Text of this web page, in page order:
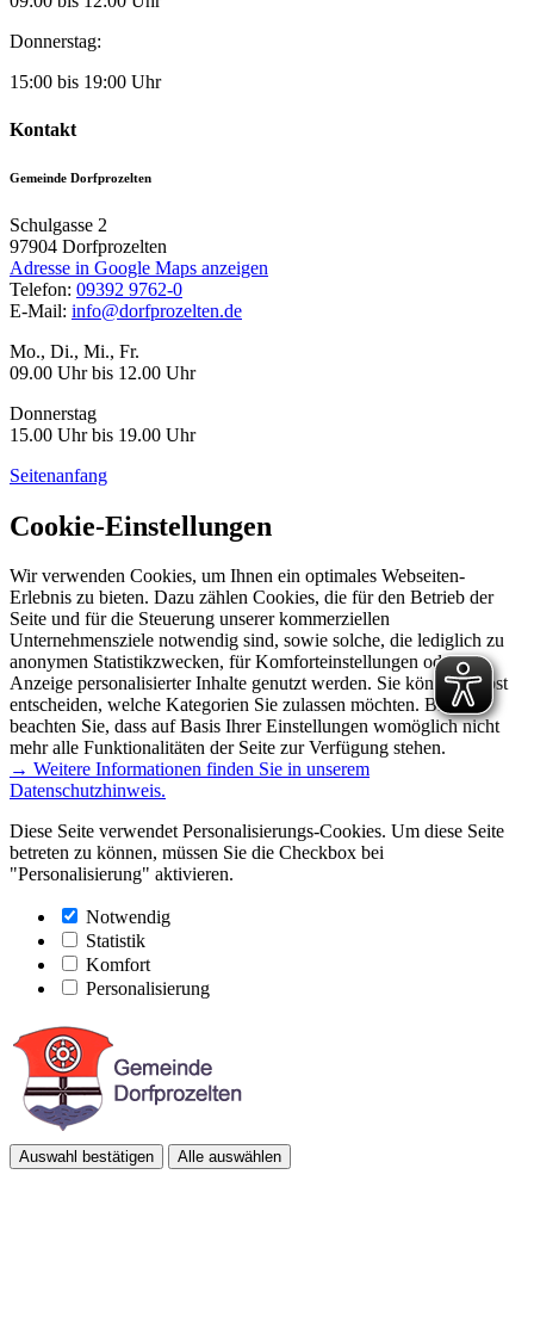
Donnerstag:
15:00 bis 19:00 Uhr
Kontakt
Gemeinde Dorfprozelten
Schulgasse 2
97904 Dorfprozelten
Adresse in Google Maps anzeigen
Telefon: 09392 9762-0
E-Mail: info@dorfprozelten.de
Mo., Di., Mi., Fr.
09.00 Uhr bis 12.00 Uhr
Donnerstag
15.00 Uhr bis 19.00 Uhr
Seitenanfang
Cookie-Einstellungen
Wir verwenden Cookies, um Ihnen ein optimales Webseiten-
Erlebnis zu bieten. Dazu zählen Cookies, die für den Betrieb der
Seite und für die Steuerung unserer kommerziellen
Unternehmensziele notwendig sind, sowie solche, die lediglich zu
anonymen Statistikzwecken, für Komforteinstellungen oder zur
Anzeige personalisierter Inhalte genutzt werden. Sie können selbst
entscheiden, welche Kategorien Sie zulassen möchten. Bitte
beachten Sie, dass auf Basis Ihrer Einstellungen womöglich nicht
mehr alle Funktionalitäten der Seite zur Verfügung stehen.
→ Weitere Informationen finden Sie in unserem
Datenschutzhinweis.
Diese Seite verwendet Personalisierungs-Cookies. Um diese Seite
betreten zu können, müssen Sie die Checkbox bei
"Personalisierung" aktivieren.
Notwendig
Statistik
Komfort
Personalisierung
Auswahl bestätigen Alle auswählen